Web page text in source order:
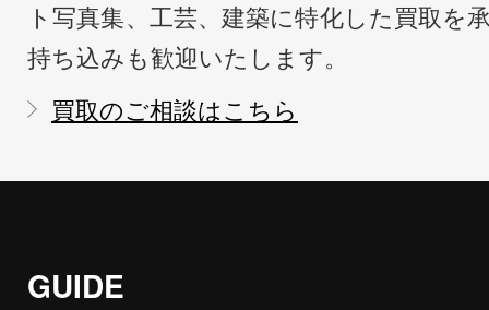
ト写真集、工芸、建築に特化した買取を
持ち込みも歓迎いたします。
買取のご相談はこちら
GUIDE